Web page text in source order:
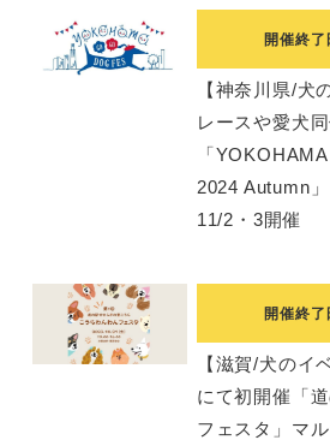
開催終了
【神奈川県/犬
レースや愛犬
「
2024 Autumn
11/2・3開催
開催終了
【滋賀/犬のイ
にて初開催「
フェスタ」マ